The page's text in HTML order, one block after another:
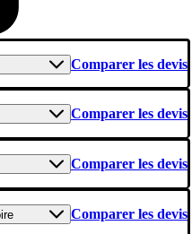
Comparer les devis
Comparer les devis
Comparer les devis
Comparer les devis